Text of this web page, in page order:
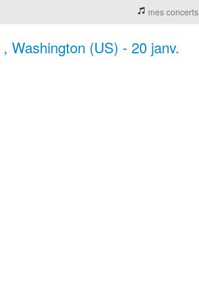
mes concerts
Washington (US) - 20 janv.